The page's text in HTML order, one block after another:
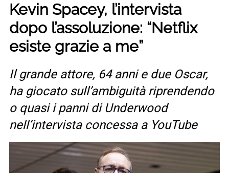
Kevin Spacey, l’intervista
dopo l’assoluzione: “Netflix
esiste grazie a me”
Il grande attore, 64 anni e due Oscar,
ha giocato sull’ambiguità riprendendo
o quasi i panni di Underwood
nell’intervista concessa a YouTube